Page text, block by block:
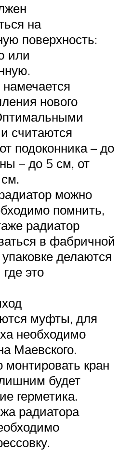
на
поверхность:
или
нового
считаются
подоконника – до
– до 5 см, от
можно
помнить,
радиатор
в фабричной
делаются
это
муфты, для
необходимо
Маевского.
кран
будет
герметика.
радиатора